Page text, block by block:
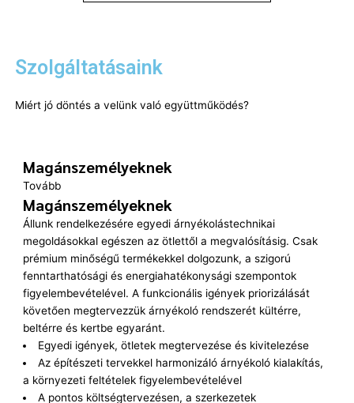
Szolgáltatásaink
Miért jó döntés a velünk való együttműködés?
Magánszemélyeknek
Tovább
Magánszemélyeknek
Állunk rendelkezésére egyedi árnyékolástechnikai
megoldásokkal egészen az ötlettől a megvalósításig. Csak
prémium minőségű termékekkel dolgozunk, a szigorú
fenntarthatósági és energiahatékonysági szempontok
figyelembevételével. A funkcionális igények priorizálását
követően megtervezzük árnyékoló rendszerét kültérre,
beltérre és kertbe egyaránt.
Egyedi igények, ötletek megtervezése és kivitelezése
Az építészeti tervekkel harmonizáló árnyékoló kialakítás,
a környezeti feltételek figyelembevételével
A pontos költségtervezésen, a szerkezetek